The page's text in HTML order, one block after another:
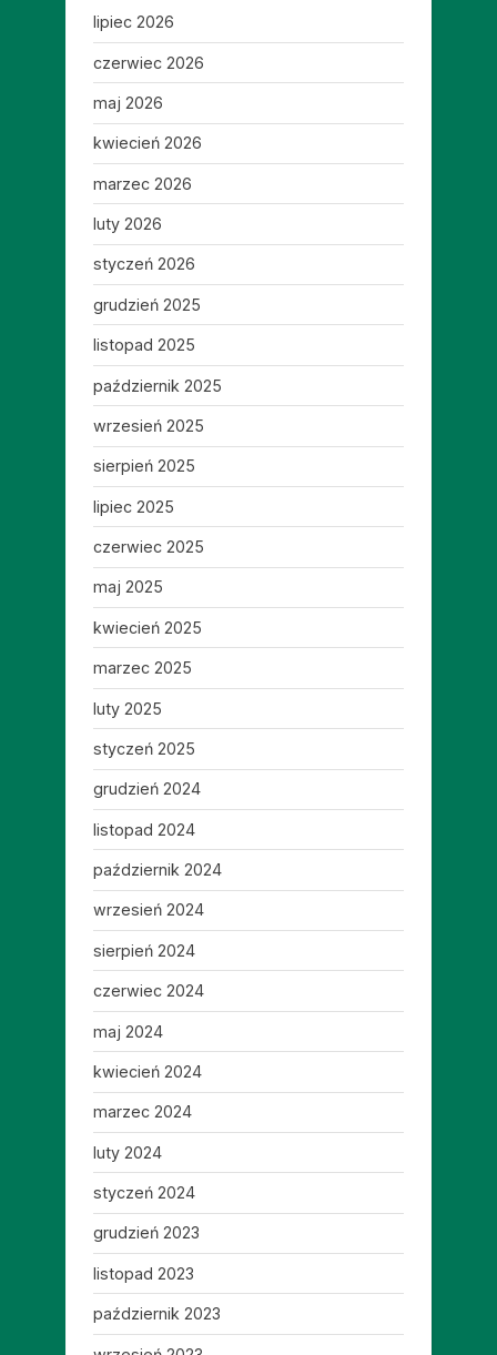
lipiec 2026
czerwiec 2026
maj 2026
kwiecień 2026
marzec 2026
luty 2026
styczeń 2026
grudzień 2025
listopad 2025
październik 2025
wrzesień 2025
sierpień 2025
lipiec 2025
czerwiec 2025
maj 2025
kwiecień 2025
marzec 2025
luty 2025
styczeń 2025
grudzień 2024
listopad 2024
październik 2024
wrzesień 2024
sierpień 2024
czerwiec 2024
maj 2024
kwiecień 2024
marzec 2024
luty 2024
styczeń 2024
grudzień 2023
listopad 2023
październik 2023